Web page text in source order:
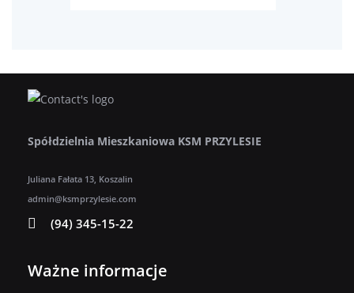
Spółdzielnia Mieszkaniowa KSM PRZYLESIE
Juliana Fałata 13, Koszalin
admin@ksmprzylesie.com
(94) 345-15-22
Ważne informacje